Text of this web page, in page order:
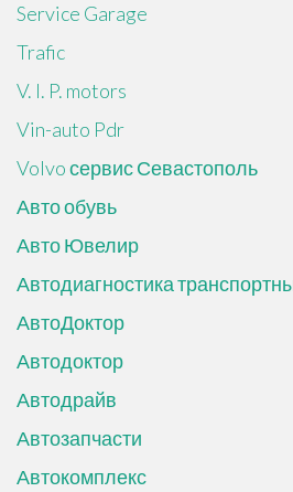
Service Garage
Trafic
V. I. P. motors
Vin-auto Pdr
Volvo сервис Севастополь
Авто обувь
Авто Ювелир
Автодиагностика
АвтоДоктор
Автодоктор
Автодрайв
Автозапчасти
Автокомплекс